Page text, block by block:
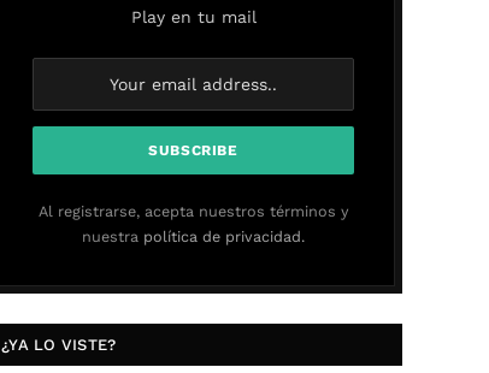
Play en tu mail
Al registrarse, acepta nuestros términos y
nuestra política de privacidad.
¿YA LO VISTE?